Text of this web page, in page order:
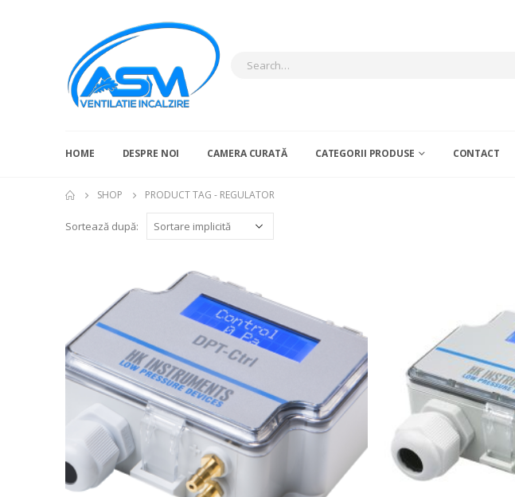
HOME DESPRE NOI CAMERA CURATĂ CATEGORII PRODUSE CONTACT
SHOP PRODUCT TAG - REGULATOR
Sortează după: